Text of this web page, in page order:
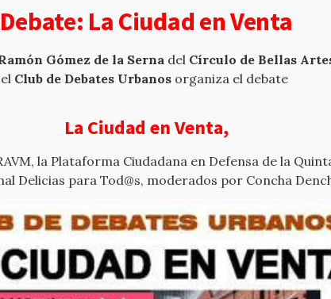
Debate: La Ciudad en Venta
Gómez de la Serna del Círculo de Bellas
el Club de Debates Urbanos organiza el debate
La Ciudad en Venta,
la Plataforma Ciudadana en Defensa de la
Delicias para Tod@s, moderados por Concha